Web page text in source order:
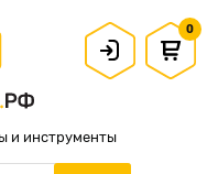
и инструменты
0